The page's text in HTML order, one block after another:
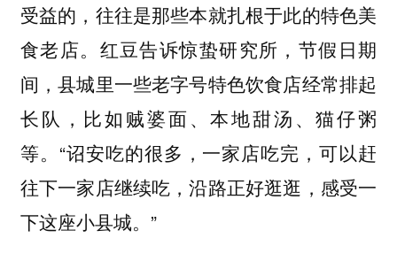
受益的，往往是那些本就扎根于此的特色美
食老店。红豆告诉惊蛰研究所，节假日期
间，县城里一些老字号特色饮食店经常排起
长队，比如贼婆面、本地甜汤、猫仔粥
等。“诏安吃的很多，一家店吃完，可以赶
往下一家店继续吃，沿路正好逛逛，感受一
下这座小县城。”